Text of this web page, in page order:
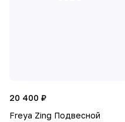
20 400 ₽
Freya Zing Подвесной